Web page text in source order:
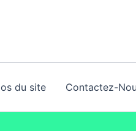
du site Contactez-